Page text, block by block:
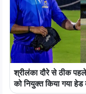
श्रीलंका दौरे से ठीक
को नियुक्त किया गया